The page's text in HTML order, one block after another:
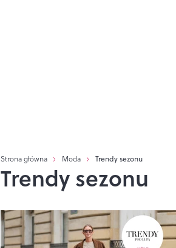
Strona główna Moda Trendy sezonu
Trendy sezonu